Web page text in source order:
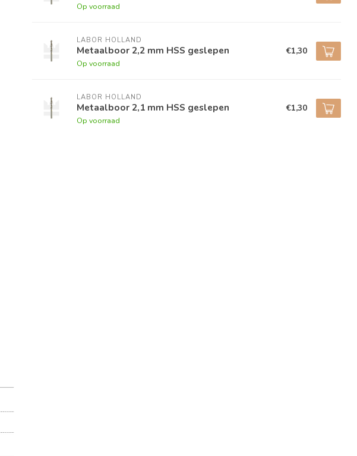
Op voorraad
LABOR HOLLAND
Metaalboor 2,2 mm HSS geslepen
Op voorraad
€1,30
LABOR HOLLAND
Metaalboor 2,1 mm HSS geslepen
Op voorraad
€1,30